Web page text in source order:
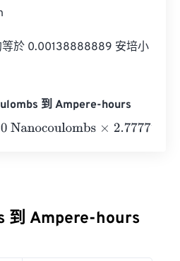
於 0.00138888889 安培小
到 Ampere-hours
×2.7777777777778
到 Ampere-hours